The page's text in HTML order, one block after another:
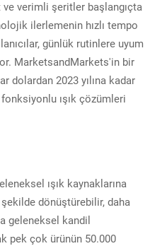
verimli şeritler başlangıçta
ilerlemenin hızlı tempo
günlük rutinlere uyum
MarketsandMarkets'in bir
dolardan 2023 yılına kadar
ışık çözümleri
ışık kaynaklarına
dönüştürebilir, daha
geleneksel kandil
pek çok ürünün 50.000